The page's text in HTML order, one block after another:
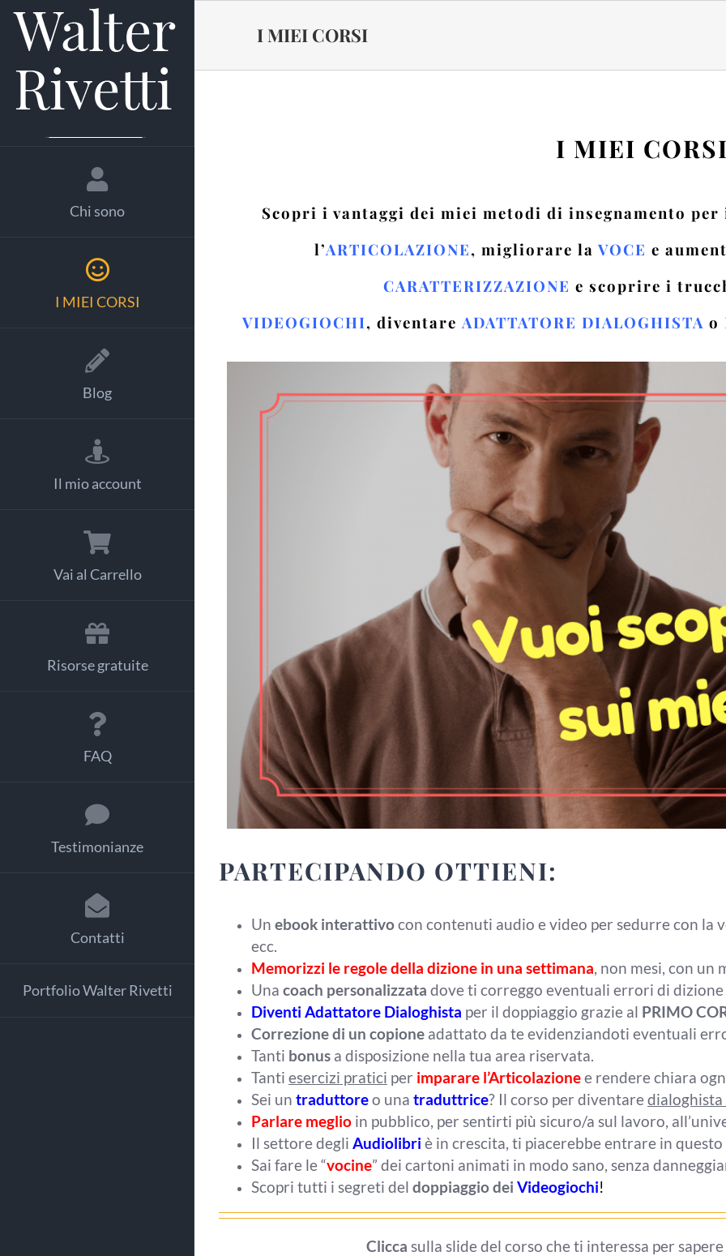
Salta
contenuto
Chi sono
I MIEI CORSI
Blog
Il mio account
Vai al Carrello
Risorse gratuite
FAQ
Testimonianze
Contatti
Portfolio Walter Rivetti
I MIEI CORSI
I MIEI
Scopri i vantaggi dei miei metodi di insegnamento per
l’ARTICOLAZIONE, migliorare la VOCE e
CARATTERIZZAZIONE e scoprire i
VIDEOGIOCHI, diventare ADATTATORE DIALOGHISTA o
PARTECIPANDO OTTIENI:
Un ebook interattivocon contenuti audio e video per sedurre con la
ecc.
Memorizzi le regole della dizione in una settimana, non mesi, con un
Una coach personalizzata dove ti correggo eventuali errori di
Diventi Adattatore Dialoghista per il doppiaggio grazie al PRIMO
Correzione di un copioneadattato da te evidenziandoti eventuali
Tanti bonusa disposizione nella tua area riservata.
Tanti esercizi pratici per imparare l’Articolazionee rendere chiara
Sei un traduttoreo una traduttrice? Il corso per diventare
Parlare meglio in pubblico, per sentirti più sicuro/a sul lavoro,
Il settore degli Audiolibri è in crescita, ti piacerebbe entrare in questo
Sai fare le “vocine” dei cartoni animati in modo sano, senza
Scopri tutti i segreti del doppiaggio dei Videogiochi!
Clicca sulla slide del corso che ti interessa per sapere